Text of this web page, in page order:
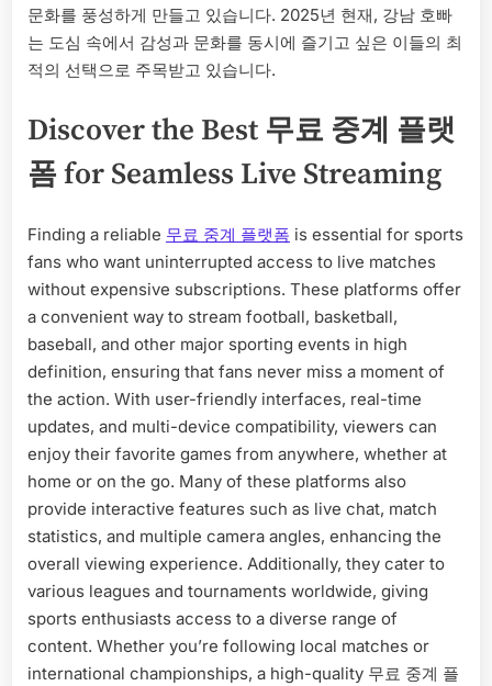
문화를 풍성하게 만들고 있습니다. 2025년 현재, 강남 호빠
는 도심 속에서 감성과 문화를 동시에 즐기고 싶은 이들의 최
적의 선택으로 주목받고 있습니다.
Discover the Best 무료 중계 플랫
폼 for Seamless Live Streaming
Finding a reliable 무료 중계 플랫폼 is essential for sports
fans who want uninterrupted access to live matches
without expensive subscriptions. These platforms offer
a convenient way to stream football, basketball,
baseball, and other major sporting events in high
definition, ensuring that fans never miss a moment of
the action. With user-friendly interfaces, real-time
updates, and multi-device compatibility, viewers can
enjoy their favorite games from anywhere, whether at
home or on the go. Many of these platforms also
provide interactive features such as live chat, match
statistics, and multiple camera angles, enhancing the
overall viewing experience. Additionally, they cater to
various leagues and tournaments worldwide, giving
sports enthusiasts access to a diverse range of
content. Whether you’re following local matches or
international championships, a high-quality 무료 중계 플